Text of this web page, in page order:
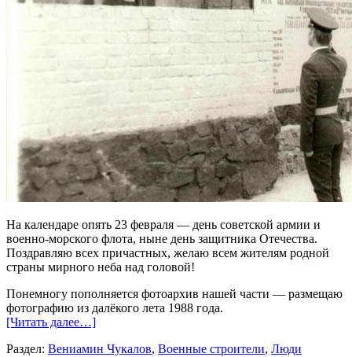
На календаре опять 23 февраля — день советской армии и
военно-морского флота, ныне день защитника Отечества.
Поздравляю всех причастных, желаю всем жителям родной
страны мирного неба над головой!
Понемногу пополняется фотоархив нашей части — размещаю
фотографию из далёкого лета 1988 года.
[Читать далее…]
Раздел: Вениамин Чукалов, Военные строители, Люди